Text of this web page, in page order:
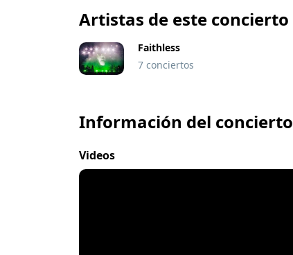
Artistas de este concierto
Faithless
7 conciertos
Información del concierto
Videos